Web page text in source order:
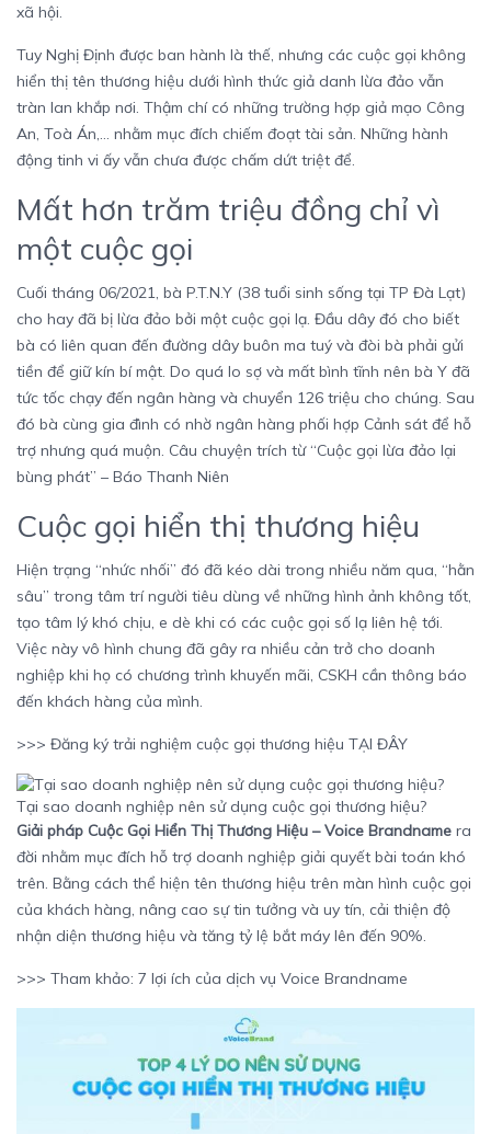
xã hội.
Tuy Nghị Định được ban hành là thế, nhưng các cuộc gọi không
hiển thị tên thương hiệu dưới hình thức giả danh lừa đảo vẫn
tràn lan khắp nơi. Thậm chí có những trường hợp giả mạo Công
An, Toà Án,… nhằm mục đích chiếm đoạt tài sản. Những hành
động tinh vi ấy vẫn chưa được chấm dứt triệt để.
Mất hơn trăm triệu đồng chỉ vì
một cuộc gọi
Cuối tháng 06/2021, bà P.T.N.Y (38 tuổi sinh sống tại TP Đà Lạt)
cho hay đã bị lừa đảo bởi một cuộc gọi lạ. Đầu dây đó cho biết
bà có liên quan đến đường dây buôn ma tuý và đòi bà phải gửi
tiền để giữ kín bí mật. Do quá lo sợ và mất bình tĩnh nên bà Y đã
tức tốc chạy đến ngân hàng và chuyển 126 triệu cho chúng. Sau
đó bà cùng gia đình có nhờ ngân hàng phối hợp Cảnh sát để hỗ
trợ nhưng quá muộn. Câu chuyện trích từ “Cuộc gọi lừa đảo lại
bùng phát” – Báo Thanh Niên
Cuộc gọi hiển thị thương hiệu
Hiện trạng “nhức nhối” đó đã kéo dài trong nhiều năm qua, “hằn
sâu” trong tâm trí người tiêu dùng về những hình ảnh không tốt,
tạo tâm lý khó chịu, e dè khi có các cuộc gọi số lạ liên hệ tới.
Việc này vô hình chung đã gây ra nhiều cản trở cho doanh
nghiệp khi họ có chương trình khuyến mãi, CSKH cần thông báo
đến khách hàng của mình.
>>> Đăng ký trải nghiệm cuộc gọi thương hiệu TẠI ĐÂY
Tại sao doanh nghiệp nên sử dụng cuộc gọi thương hiệu?
Giải pháp Cuộc Gọi Hiển Thị Thương Hiệu – Voice Brandname ra
đời nhằm mục đích hỗ trợ doanh nghiệp giải quyết bài toán khó
trên. Bằng cách thể hiện tên thương hiệu trên màn hình cuộc gọi
của khách hàng, nâng cao sự tin tưởng và uy tín, cải thiện độ
nhận diện thương hiệu và tăng tỷ lệ bắt máy lên đến 90%.
>>> Tham khảo: 7 lợi ích của dịch vụ Voice Brandname